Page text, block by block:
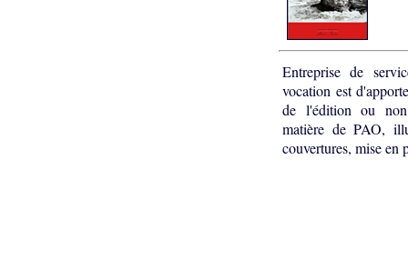
Entreprise de
vocation est
de l'édition ou
matière de PAO,
couvertures, mise en